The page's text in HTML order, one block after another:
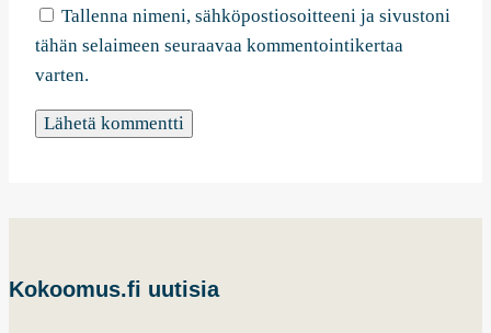
Tallenna nimeni, sähköpostiosoitteeni ja sivustoni
tähän selaimeen seuraavaa kommentointikertaa
varten.
Kokoomus.fi uutisia